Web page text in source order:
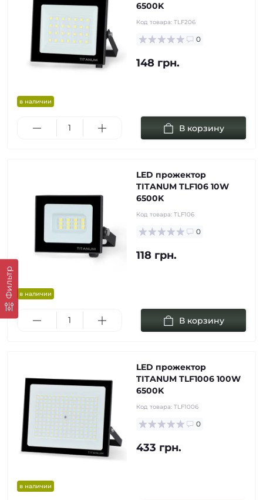
Фильтр
в наличии
6500K
Код товара: TLF206
0
148 грн.
В корзину
в наличии
LED прожектор
TITANUM TLF106 10W
6500K
Код товара: TLF106
0
118 грн.
В корзину
в наличии
LED прожектор
TITANUM TLF1006 100W
6500K
Код товара: TLF1006
0
433 грн.